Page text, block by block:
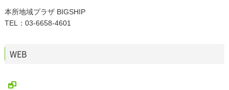
本所地域プラザ BIGSHIP
TEL：03-6658-4601
WEB